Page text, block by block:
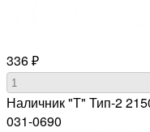
336 ₽
Наличник "Т" Тип-2
031-0690